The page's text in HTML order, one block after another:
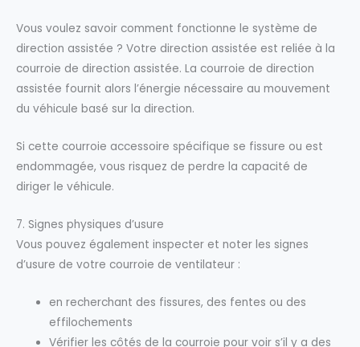
Vous voulez savoir comment fonctionne le système de
direction assistée ? Votre direction assistée est reliée à la
courroie de direction assistée. La courroie de direction
assistée fournit alors l’énergie nécessaire au mouvement
du véhicule basé sur la direction.
Si cette courroie accessoire spécifique se fissure ou est
endommagée, vous risquez de perdre la capacité de
diriger le véhicule.
7. Signes physiques d’usure
Vous pouvez également inspecter et noter les signes
d’usure de votre courroie de ventilateur :
en recherchant des fissures, des fentes ou des
effilochements
Vérifier les côtés de la courroie pour voir s’il y a des